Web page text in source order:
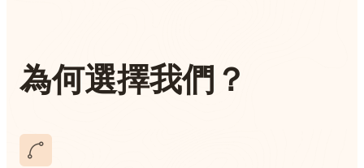
為何選擇我們？